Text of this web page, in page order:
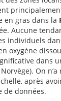
en gras dans la
Aucune
individuels
oxygène
dans
On
après
de données.